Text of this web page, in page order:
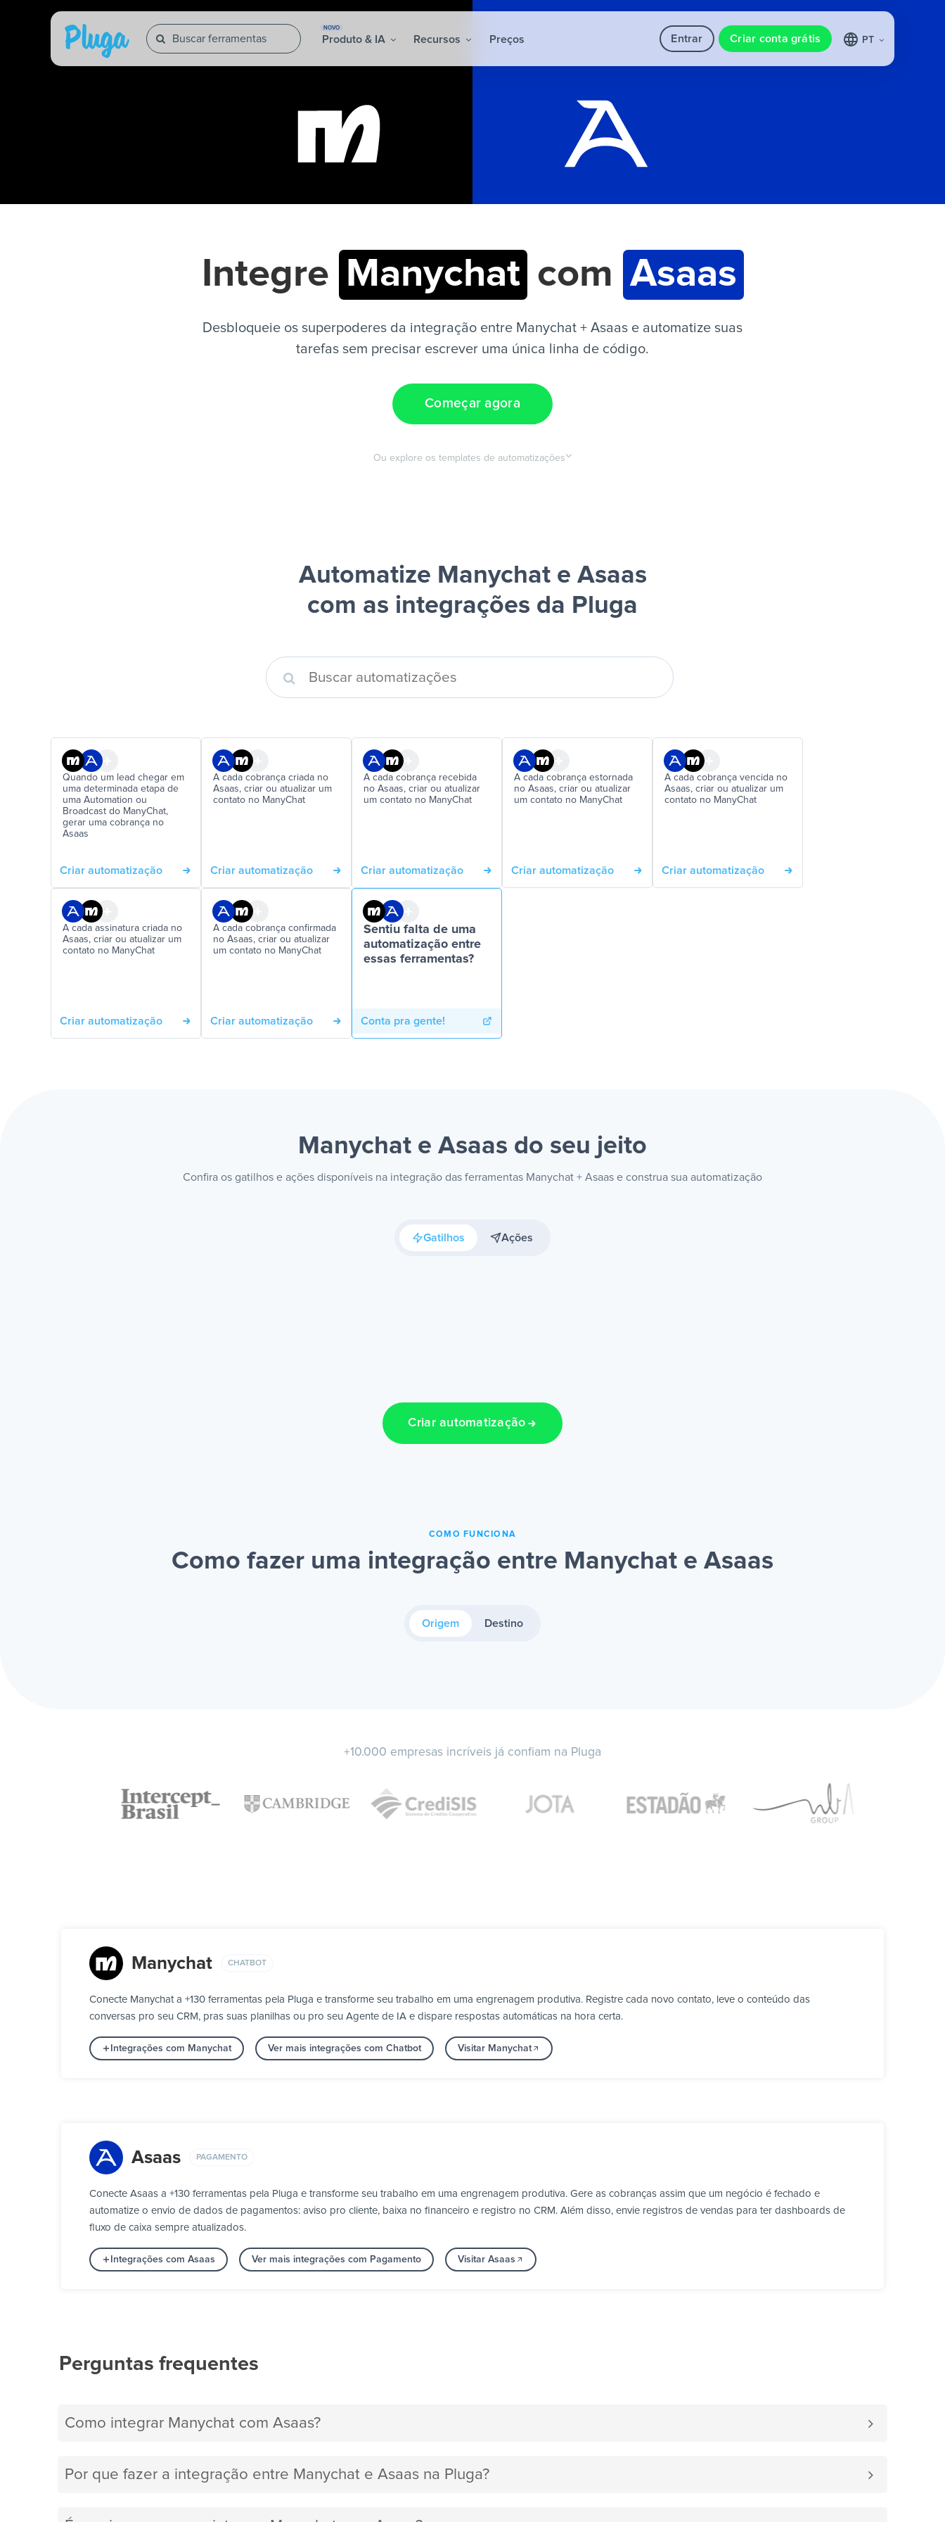
NOVO
Produto & IA Recursos Preços Entrar Criar conta grátis PT
Integre Manychat com Asaas
Desbloqueie os superpoderes da integração entre Manychat + Asaas e automatize suas
tarefas sem precisar escrever uma única linha de código.
Começar agora
Ou explore os templates de automatizações
Automatize Manychat e Asaas
com as integrações da Pluga
Quando um lead chegar em
uma determinada etapa de
uma Automation ou
Broadcast do ManyChat,
gerar uma cobrança no
Asaas
Criar automatização
A cada cobrança criada no
Asaas, criar ou atualizar um
contato no ManyChat
Criar automatização
A cada cobrança recebida
no Asaas, criar ou atualizar
um contato no ManyChat
Criar automatização
A cada cobrança estornada
no Asaas, criar ou atualizar
um contato no ManyChat
Criar automatização
A cada cobrança vencida no
Asaas, criar ou atualizar um
contato no ManyChat
Criar automatização
A cada assinatura criada no
Asaas, criar ou atualizar um
contato no ManyChat
Criar automatização
A cada cobrança confirmada
no Asaas, criar ou atualizar
um contato no ManyChat
Criar automatização
Sentiu falta de uma
automatização entre
essas ferramentas?
Conta pra gente!
Manychat e Asaas do seu jeito
Confira os gatilhos e ações disponíveis na integração das ferramentas Manychat + Asaas e construa sua automatização
Gatilhos Ações
Criar automatização
COMO FUNCIONA
Como fazer uma integração entre Manychat e Asaas
Origem Destino
+10.000 empresas incríveis já confiam na Pluga
Manychat CHATBOT
Conecte Manychat a +130 ferramentas pela Pluga e transforme seu trabalho em uma engrenagem produtiva. Registre cada novo contato, leve o conteúdo das
conversas pro seu CRM, pras suas planilhas ou pro seu Agente de IA e dispare respostas automáticas na hora certa.
Integrações com Manychat Ver mais integrações com Chatbot Visitar Manychat
Asaas PAGAMENTO
Conecte Asaas a +130 ferramentas pela Pluga e transforme seu trabalho em uma engrenagem produtiva. Gere as cobranças assim que um negócio é fechado e
automatize o envio de dados de pagamentos: aviso pro cliente, baixa no financeiro e registro no CRM. Além disso, envie registros de vendas para ter dashboards de
fluxo de caixa sempre atualizados.
Integrações com Asaas Ver mais integrações com Pagamento Visitar Asaas
Perguntas frequentes
Como integrar Manychat com Asaas?
Por que fazer a integração entre Manychat e Asaas na Pluga?